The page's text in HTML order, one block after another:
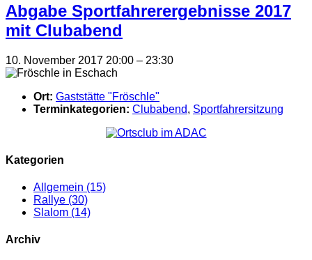
Abgabe Sportfahrerergebnisse 2017
mit Clubabend
10. November 2017 20:00 – 23:30
Ort: Gaststätte "Fröschle"
Terminkategorien: Clubabend, Sportfahrersitzung
Kategorien
Allgemein (15)
Rallye (30)
Slalom (14)
Archiv